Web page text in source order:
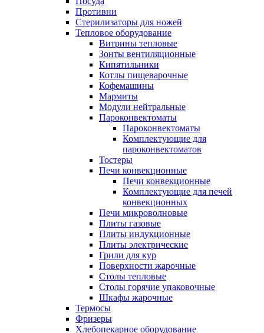
Противни
Стерилизаторы для ножей
Тепловое оборудование
Витрины тепловые
Зонты вентиляционные
Кипятильники
Котлы пищеварочные
Кофемашины
Мармиты
Модули нейтральные
Пароконвектоматы
Пароконвектоматы
Комплектующие для
пароконвектоматов
Тостеры
Печи конвекционные
Печи конвекционные
Комплектующие для печей
конвекционных
Печи микроволновые
Плиты газовые
Плиты индукционные
Плиты электрические
Грили для кур
Поверхности жарочные
Столы тепловые
Столы горячие упаковочные
Шкафы жарочные
Термосы
Фризеры
Хлебопекарное оборудование